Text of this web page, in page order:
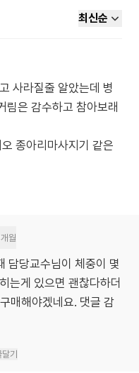
최신순
사라질줄 알았는데 병
림은 감수하고 참아보래
종아리마사지기 같은
월
담당교수님이 체중이 몇
는게 있으면 괜찮다하더
매해야겠네요. 댓글 감
기